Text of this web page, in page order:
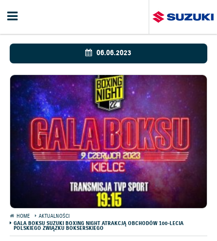
06.06.2023
HOME
AKTUALNOŚCI
GALA BOKSU SUZUKI BOXING NIGHT ATRAKCJĄ OBCHODÓW 100-LECIA
POLSKIEGO ZWIĄZKU BOKSERSKIEGO